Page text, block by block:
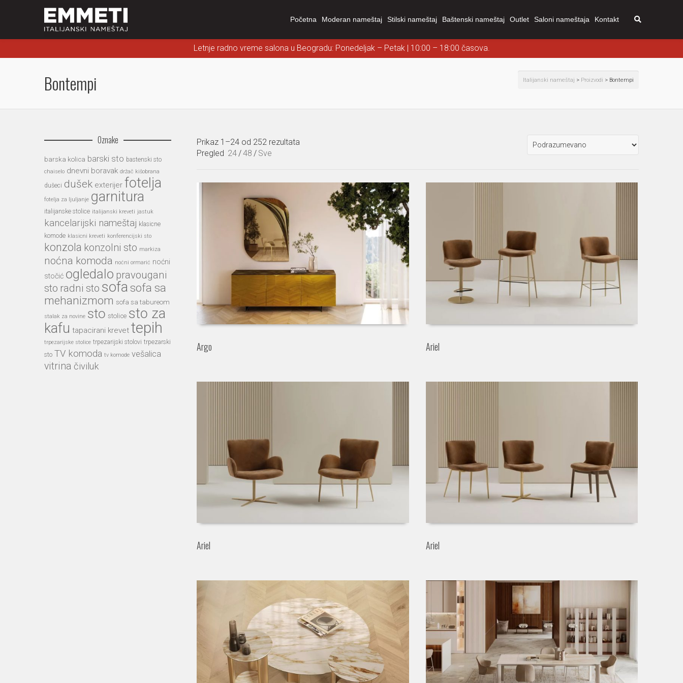
Početna Moderan nameštaj Stilski nameštaj Baštenski nameštaj Outlet Saloni nameštaja Kontakt
Letnje radno vreme salona u Beogradu: Ponedeljak – Petak | 10:00 – 18:00 časova.
Bontempi Italijanski nameštaj > Proizvodi > Bontempi
Prikaz 1–24 od 252 rezultata
Pregled 24/48 / Sve
Argo Ariel
Ariel Ariel
Oznake
barska kolica barski sto bastenski sto
chaiselo dnevni boravak držač kišobrana
dušeci dušek exterijer fotelja
fotelja za ljuljanje garnitura
italijanske stolice italijanski kreveti jastuk
kancelarijski nameštaj klasicne
komode klasicni kreveti konferencijski sto
konzola konzolni sto markiza
noćna komoda noćni ormarić noćni
stočić ogledalo pravougani
sto radni sto sofasofa sa
mehanizmom sofa sa tabureom
stalak za novine sto stolice sto za
kafu tapacirani krevet tepih
trpezarijske stolice trpezarijski stolovi trpezarski
sto TV komoda tv komode vešalica
vitrina čiviluk